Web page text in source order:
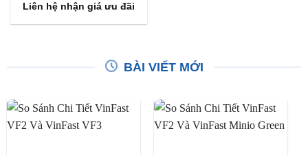
Liên hệ nhận giá ưu đãi
BÀI VIẾT MỚI